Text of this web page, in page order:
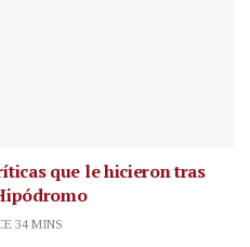
que le hicieron tras
34 MINS